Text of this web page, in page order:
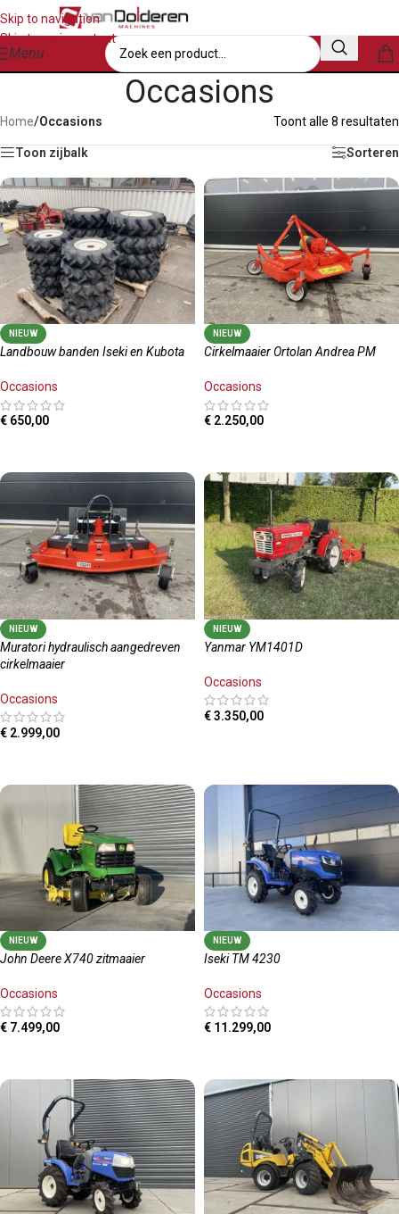
Skip to navigation
Skip to main content
Menu
Occasions
Home/Occasions Toont alle 8 resultaten
Toon zijbalk Sorteren
NIEUW
Landbouw banden Iseki en Kubota
Occasions
€ 650,00
NIEUW
Cirkelmaaier Ortolan Andrea PM
Occasions
€ 2.250,00
NIEUW
Muratori hydraulisch aangedreven
cirkelmaaier
Occasions
€ 2.999,00
NIEUW
Yanmar YM1401D
Occasions
€3.350,00
NIEUW
John Deere X740 zitmaaier
Occasions
€ 7.499,00
NIEUW
Iseki TM 4230
Occasions
€ 11.299,00